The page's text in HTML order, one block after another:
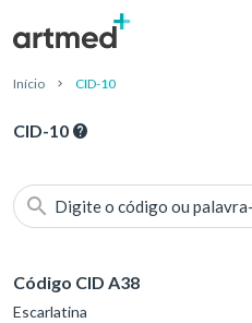
Início CID-10
CID-10
Digite o código ou
Código CID A38
Escarlatina